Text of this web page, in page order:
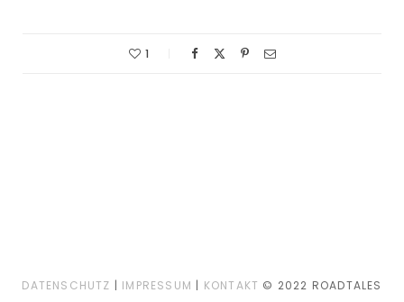
1
DATENSCHUTZ | IMPRESSUM | KONTAKT © 2022 ROADTALES